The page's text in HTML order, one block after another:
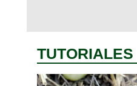
TUTORIALES